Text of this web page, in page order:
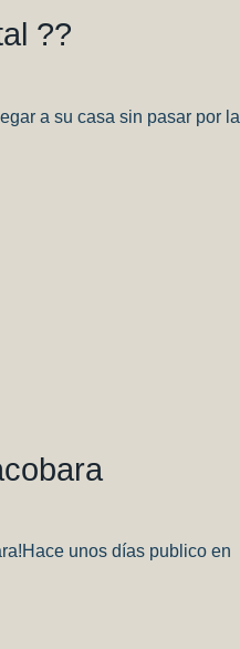
??
a su casa sin pasar por la
unos días publico en